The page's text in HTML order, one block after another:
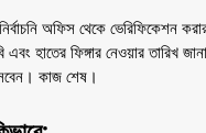
অফিস থেকে ভেরিফিকেশন
হাতের ফিঙ্গার নেওয়ার তারিখ
কাজ শেষ।